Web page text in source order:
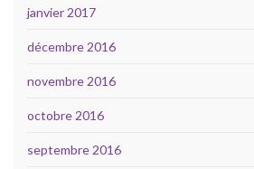
janvier 2017
décembre 2016
novembre 2016
octobre 2016
septembre 2016